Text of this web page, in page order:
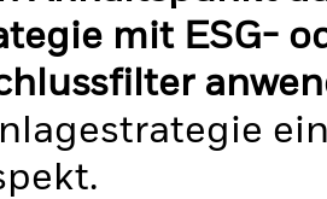
mit ESG-